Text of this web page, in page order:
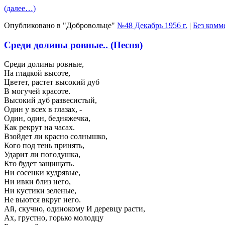
(далее…)
Опубликовано в "Добровольце" №48 Декабрь 1956 г. | Без
Среди долины ровные.. (Песня)
Среди долины ровные,
На гладкой высоте,
Цветет, растет высокий дуб
В могучей красоте.
Высокий дуб развесистый,
Один у всех в глазах, -
Один, один, бедняжечка,
Как рекрут на часах.
Взойдет ли красно солнышко,
Кого под тень принять,
Ударит ли погодушка,
Кто будет защищать.
Ни сосенки кудрявые,
Ни ивки близ него,
Ни кустики зеленые,
Не вьются вкруг него.
Ай, скучно, одинокому И деревцу расти,
Ах, грустно, горько молодцу